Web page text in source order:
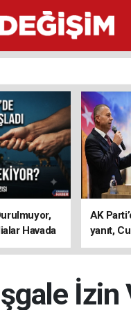
Havada
AK
yanıt,
ediyoruz
İzin